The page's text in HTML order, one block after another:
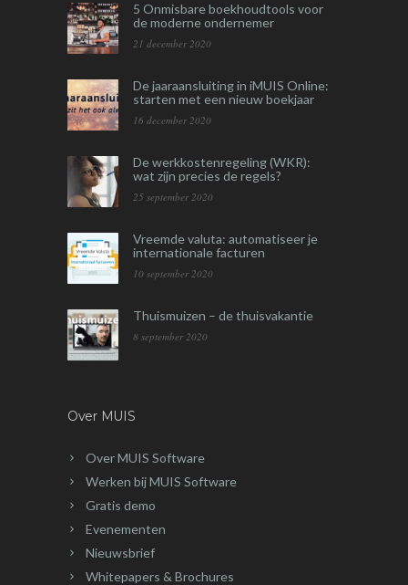
5 Onmisbare boekhoudtools voor
de moderne ondernemer
21 december 2020
De jaaraansluiting in iMUIS Online:
starten met een nieuw boekjaar
16 december 2020
De werkkostenregeling (WKR):
wat zijn precies de regels?
25 september 2020
Vreemde valuta: automatiseer je
internationale facturen
10 september 2020
Thuismuizen – de thuisvakantie
8 september 2020
Over MUIS
Over MUIS Software
Werken bij MUIS Software
Gratis demo
Evenementen
Nieuwsbrief
Whitepapers & Brochures